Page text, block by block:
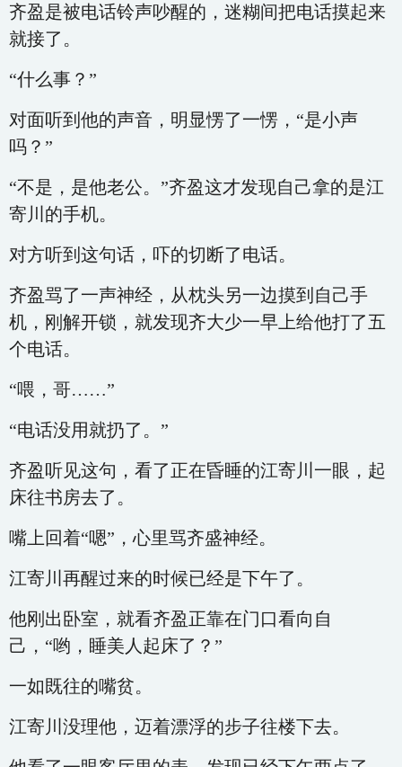
齐盈是被电话铃声吵醒的，迷糊间把电话摸起来
就接了。
“什么事？”
对面听到他的声音，明显愣了一愣，“是小声
吗？”
“不是，是他老公。”齐盈这才发现自己拿的是江
寄川的手机。
对方听到这句话，吓的切断了电话。
齐盈骂了一声神经，从枕头另一边摸到自己手
机，刚解开锁，就发现齐大少一早上给他打了五
个电话。
“喂，哥……”
“电话没用就扔了。”
齐盈听见这句，看了正在昏睡的江寄川一眼，起
床往书房去了。
嘴上回着“嗯”，心里骂齐盛神经。
江寄川再醒过来的时候已经是下午了。
他刚出卧室，就看齐盈正靠在门口看向自
己，“哟，睡美人起床了？”
一如既往的嘴贫。
江寄川没理他，迈着漂浮的步子往楼下去。